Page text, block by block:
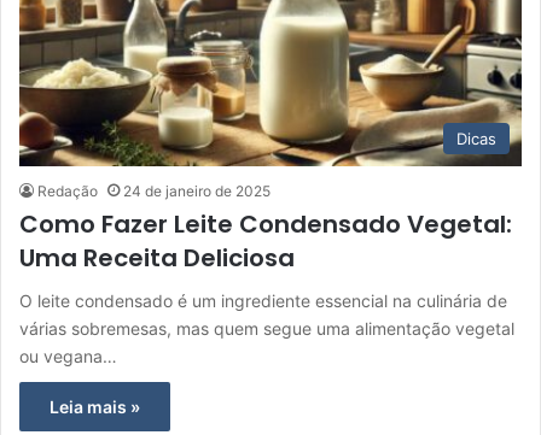
Dicas
Redação 24 de janeiro de 2025
Como Fazer Leite Condensado Vegetal:
Uma Receita Deliciosa
O leite condensado é um ingrediente essencial na culinária de
várias sobremesas, mas quem segue uma alimentação vegetal
ou vegana…
Leia mais »